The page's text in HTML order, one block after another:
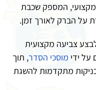
מקצועי, המספק שכבת
על הברק לאורך זמן.
צביעה מקצועית
ידי מוסכי הסדר, תוך
מתקדמות להשגת